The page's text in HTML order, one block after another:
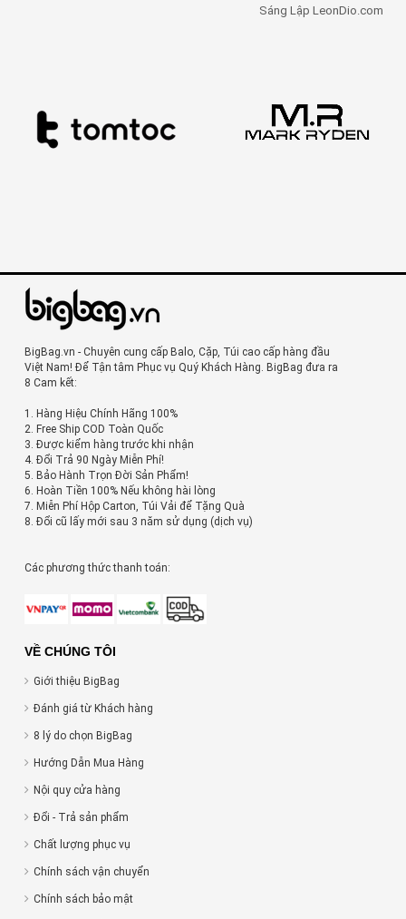
Sáng Lập LeonDio.com
BigBag.vn - Chuyên cung cấp Balo, Cặp, Túi cao cấp hàng đầu
Việt Nam! Để Tận tâm Phục vụ Quý Khách Hàng. BigBag đưa ra
8 Cam kết:
1. Hàng Hiệu Chính Hãng 100%
2. Free Ship COD Toàn Quốc
3. Được kiểm hàng trước khi nhận
4. Đổi Trả 90 Ngày Miễn Phí!
5. Bảo Hành Trọn Đời Sản Phẩm!
6. Hoàn Tiền 100% Nếu không hài lòng
7. Miễn Phí Hộp Carton, Túi Vải để Tặng Quà
8. Đổi cũ lấy mới sau 3 năm sử dụng (dịch vụ)
Các phương thức thanh toán:
VỀ CHÚNG TÔI
Giới thiệu BigBag
Đánh giá từ Khách hàng
8 lý do chọn BigBag
Hướng Dẫn Mua Hàng
Nội quy cửa hàng
Đổi - Trả sản phẩm
Chất lượng phục vụ
Chính sách vận chuyển
Chính sách bảo mật